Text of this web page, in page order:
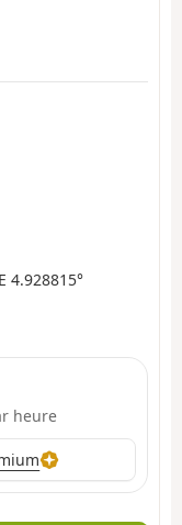
4.928815°
heure